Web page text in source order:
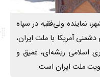
در مهدیشهر، نماینده ولی‌فقیه در سپاه
آمریکا با ملت ایران،
اسلامی ریشه‌ای، عمیق و
ملت ایران است.